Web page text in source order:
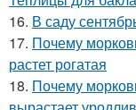
16. В саду
17. Почему
растет рогатая
18. Почему